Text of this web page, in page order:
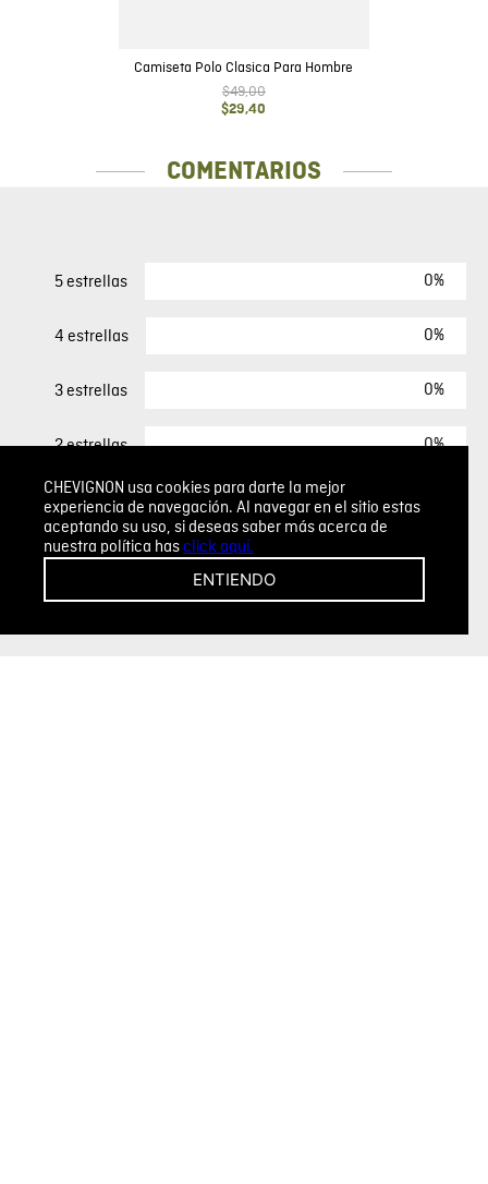
CHEVIGNON usa cookies para darte la mejor
experiencia de navegación. Al navegar en el sitio estas
aceptando su uso, si deseas saber más acerca de
nuestra política hasclick aquí.
ENTIENDO
Camiseta Polo Clasica Para Hombre
$49,00
$29,40
COMENTARIOS
5 estrellas 0%
4 estrellas 0%
3 estrellas 0%
2 estrellas 0%
1 estrella
ESCRIBIR UN COMENTARIO
Sin comentarios.